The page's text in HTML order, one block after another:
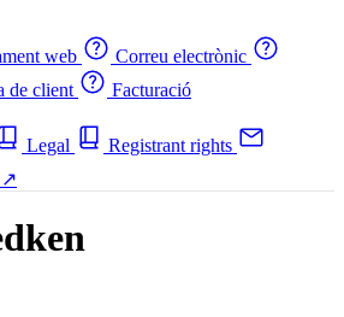
web
Correu electrònic
de client
Facturació
Legal
Registrant rights
↗